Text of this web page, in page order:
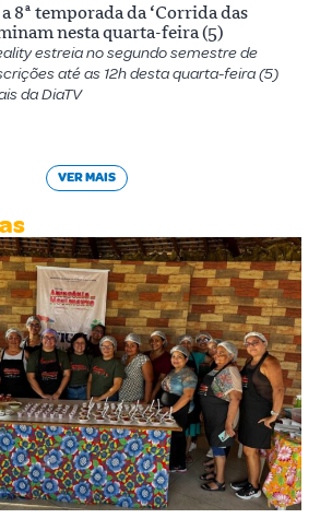
8ª temporada da ‘Corrida das
nesta quarta-feira (5)
estreia no segundo semestre de
até as 12h desta quarta-feira (5)
da DiaTV
VER MAIS